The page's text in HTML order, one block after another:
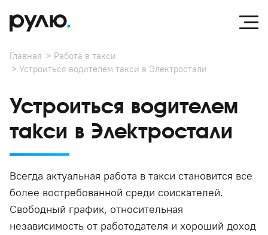
Главная
Работа в такси
Устроиться водителем такси в Электростали
Устроиться водителем
такси в Электростали
Всегда актуальная работа в такси становится все
более востребованной среди соискателей.
Свободный график, относительная
независимость от работодателя и хороший доход